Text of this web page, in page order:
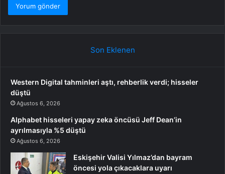
Son Eklenen
Western Digital tahminleri aştı, rehberlik verdi; hisseler
düştü
Ağustos 6, 2026
Alphabet hisseleri yapay zeka öncüsü Jeff Dean’in
ayrılmasıyla %5 düştü
Ağustos 6, 2026
Eskişehir Valisi Yılmaz’dan bayram
öncesi yola çıkacaklara uyarı